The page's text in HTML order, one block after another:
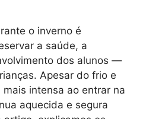
o inverno é
a saúde, a
dos alunos —
Apesar do frio e
intensa ao entrar na
aquecida e segura